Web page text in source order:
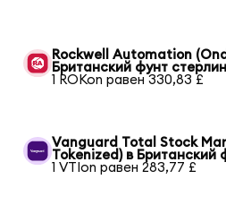
Rockwell Automation
Британский фунт
1 ROKon равен 330,83 £
Vanguard Total Stock
Tokenized) в Британский
1 VTIon равен 283,77 £